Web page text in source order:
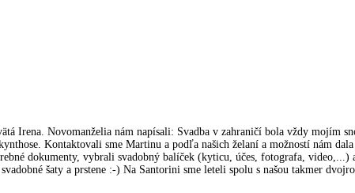
Irena. Novomanželia nám napísali: Svadba v zahraničí bola vždy mojím
Kontaktovali sme Martinu a podľa našich želaní a možností nám
dokumenty, vybrali svadobný balíček (kyticu, účes, fotografa, video,...)
šaty a prstene :-) Na Santorini sme leteli spolu s našou takmer